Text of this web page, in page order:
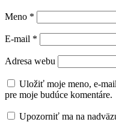
Meno *
E-mail *
Adresa webu
Uložiť moje meno, e-
pre moje budúce komentáre.
Upozorniť ma na